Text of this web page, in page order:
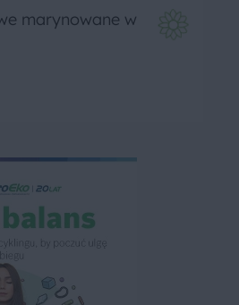
marynowane w